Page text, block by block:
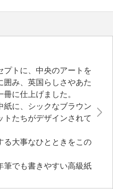
プトに、中央のアートを
囲み、英国らしさやあた
に仕上げました。
紙に、シックなブラウン
トたちがデザインされて
る大事なひとときをこの
筆でも書きやすい高級紙